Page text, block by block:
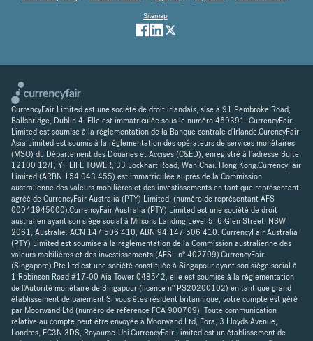
Sitemap
CurrencyFair Limited est une société de droit irlandais, sise à 91 Pembroke Road,
Ballsbridge, Dublin 4. Elle est immatriculée sous le numéro 469391. CurrencyFair
Limited est soumise à la réglementation de la Banque centrale d'Irlande.CurencyFair
Asia Limited est soumis à la réglementation des opérateurs de services monétaires
(MSO) du Département des Douanes et Accises (C&ED), enregistré à l'adresse Suite
12100 12/F, YF LIFE TOWER, 33 Lockhart Road, Wan Chai. Hong Kong.CurrencyFair
Limited (ARBN 154 043 455) est immatriculée auprès de la Commission
australienne des valeurs mobilières et des investissements en tant que représentant
agréé de CurrencyFair Australia (PTY) Limited, (numéro de représentant AFS
00041945000).CurrencyFair Australia (PTY) Limited est une société de droit
australien ayant son siège social à Milsons Landing Level 5, 6 Glen Street, NSW
2061, Australie. ACN 147 506 410, ABN 94 147 506 410. CurrencyFair Australia
(PTY) Limited est soumise à la réglementation de la Commission australienne des
valeurs mobilières et des investissements (AFSL n° 402709).CurrencyFair
(Singapore) Pte Ltd est une société constituée à Singapour ayant son siège social à
1 Robinson Road #17-00 Aia Tower 048542, elle est soumise à la réglementation
de l'Autorité monétaire de Singapour (licence n° PS20200102) en tant que grand
établissement de paiement.Si vous êtes résident britannique, votre compte est géré
par Moorwand Ltd (numéro de référence FCA 900709). Toute communication
relative au compte peut être envoyée à Moorwand Ltd, Fora, 3 Lloyds Avenue,
Londres, EC3N 3DS, Royaume-Uni.CurrencyFair Limited est un établissement de